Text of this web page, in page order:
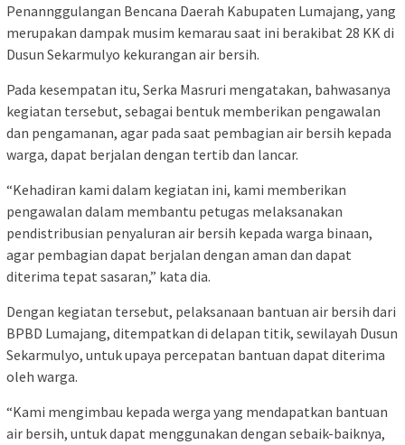
Penannggulangan Bencana Daerah Kabupaten Lumajang, yang
merupakan dampak musim kemarau saat ini berakibat 28 KK di
Dusun Sekarmulyo kekurangan air bersih.
Pada kesempatan itu, Serka Masruri mengatakan, bahwasanya
kegiatan tersebut, sebagai bentuk memberikan pengawalan
dan pengamanan, agar pada saat pembagian air bersih kepada
warga, dapat berjalan dengan tertib dan lancar.
“Kehadiran kami dalam kegiatan ini, kami memberikan
pengawalan dalam membantu petugas melaksanakan
pendistribusian penyaluran air bersih kepada warga binaan,
agar pembagian dapat berjalan dengan aman dan dapat
diterima tepat sasaran,” kata dia.
Dengan kegiatan tersebut, pelaksanaan bantuan air bersih dari
BPBD Lumajang, ditempatkan di delapan titik, sewilayah Dusun
Sekarmulyo, untuk upaya percepatan bantuan dapat diterima
oleh warga.
“Kami mengimbau kepada werga yang mendapatkan bantuan
air bersih, untuk dapat menggunakan dengan sebaik-baiknya,